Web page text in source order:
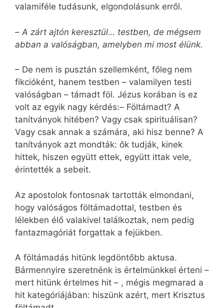
valamiféle tudásunk, elgondolásunk erről.
– A zárt ajtón keresztül… testben, de mégsem
abban a valóságban, amelyben mi most élünk.
– De nem is pusztán szellemként, főleg nem
fikcióként, hanem testben – valamilyen testi
valóságban – támadt föl. Jézus korában is ez
volt az egyik nagy kérdés:– Föltámadt? A
tanítványok hitében? Vagy csak spirituálisan?
Vagy csak annak a számára, aki hisz benne? A
tanítványok azt mondták: ők tudják, kinek
hittek, hiszen együtt ettek, együtt ittak vele,
érintették a sebeit.
Az apostolok fontosnak tartották elmondani,
hogy valóságos föltámadottal, testben és
lélekben élő valakivel találkoztak, nem pedig
fantazmagóriát forgattak a fejükben.
A föltámadás hitünk legdöntőbb aktusa.
Bármennyire szeretnénk is értelmünkkel érteni –
mert hitünk értelmes hit – , mégis megmarad a
hit kategóriájában: hiszünk azért, mert Krisztus